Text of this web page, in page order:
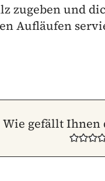
zugeben und
Aufläufen
Wie gefällt Ihnen